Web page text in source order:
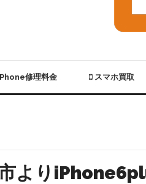
修理料金 スマホ買取
より